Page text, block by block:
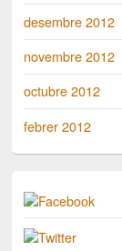
desembre 2012
novembre 2012
octubre 2012
febrer 2012